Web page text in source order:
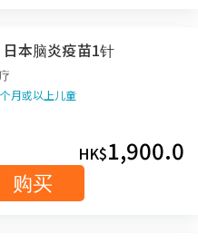
本脑炎疫苗1针
月或以上儿童
HK$1,900.0
购买